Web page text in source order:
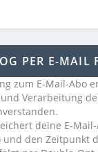
PER E-MAIL
zum E-Mail-Abo
Verarbeitung
deine E-
und den Zeitpunkt